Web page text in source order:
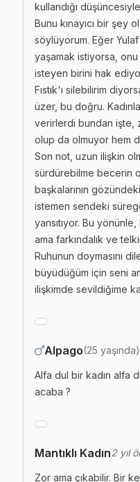
kullandığı
Bunu kınayıcı bir şey
söylüyorum. Eğer
yaşamak istiyorsa,
isteyen birini hak
Fıstık'ı silebilirim
üzer, bu doğru.
verirlerdi bundan işte,
olup da olmuyor hem
Son not, uzun ilişkin
sürdürebilme becerin
başkalarının
istemen sendeki
yansıtıyor. Bu
ama farkındalık ve
Ruhunun doymasını
büyüdüğüm için seni
ilişkimde sevildiğime
Alpago(25 yaşında)
Alfa dul bir kadın alfa
acaba ?
Mantıklı Kadın2 yıl
Zor ama çıkabilir. Bir